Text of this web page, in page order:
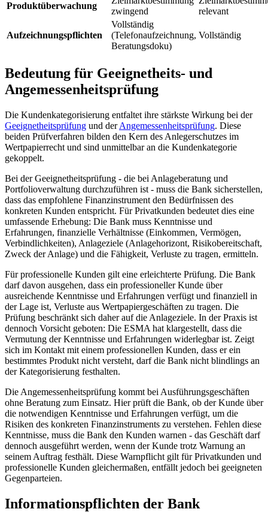
Produktüberwachung
zwingend
relevant
Aufzeichnungspflichten
Vollständig
(Telefonaufzeichnung,
Beratungsdoku)
Vollständig
Bedeutung für Geeignetheits- und
Angemessenheitsprüfung
Die Kundenkategorisierung entfaltet ihre stärkste Wirkung bei der
Geeignetheitsprüfung und derAngemessenheitsprüfung. Diese
beiden Prüfverfahren bilden den Kern des Anlegerschutzes im
Wertpapierrecht und sind unmittelbar an die Kundenkategorie
gekoppelt.
Bei der Geeignetheitsprüfung - die bei Anlageberatung und
Portfolioverwaltung durchzuführen ist - muss die Bank sicherstellen,
dass das empfohlene Finanzinstrument den Bedürfnissen des
konkreten Kunden entspricht. Für Privatkunden bedeutet dies eine
umfassende Erhebung: Die Bank muss Kenntnisse und
Erfahrungen, finanzielle Verhältnisse (Einkommen, Vermögen,
Verbindlichkeiten), Anlageziele (Anlagehorizont, Risikobereitschaft,
Zweck der Anlage) und die Fähigkeit, Verluste zu tragen, ermitteln.
Für professionelle Kunden gilt eine erleichterte Prüfung. Die Bank
darf davon ausgehen, dass ein professioneller Kunde über
ausreichende Kenntnisse und Erfahrungen verfügt und finanziell in
der Lage ist, Verluste aus Wertpapiergeschäften zu tragen. Die
Prüfung beschränkt sich daher auf die Anlageziele. In der Praxis ist
dennoch Vorsicht geboten: Die ESMA hat klargestellt, dass die
Vermutung der Kenntnisse und Erfahrungen widerlegbar ist. Zeigt
sich im Kontakt mit einem professionellen Kunden, dass er ein
bestimmtes Produkt nicht versteht, darf die Bank nicht blindlings an
der Kategorisierung festhalten.
Die Angemessenheitsprüfung kommt bei Ausführungsgeschäften
ohne Beratung zum Einsatz. Hier prüft die Bank, ob der Kunde über
die notwendigen Kenntnisse und Erfahrungen verfügt, um die
Risiken des konkreten Finanzinstruments zu verstehen. Fehlen diese
Kenntnisse, muss die Bank den Kunden warnen - das Geschäft darf
dennoch ausgeführt werden, wenn der Kunde trotz Warnung an
seinem Auftrag festhält. Diese Warnpflicht gilt für Privatkunden und
professionelle Kunden gleichermaßen, entfällt jedoch bei geeigneten
Gegenparteien.
Informationspflichten der Bank